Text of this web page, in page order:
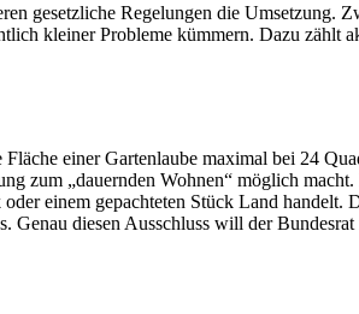
gesetzliche Regelungen die Umsetzung.
kleiner Probleme kümmern. Dazu zählt
einer Gartenlaube maximal bei 24
zum „dauernden Wohnen“ möglich
einem gepachteten Stück Land handelt.
Genau diesen Ausschluss will der